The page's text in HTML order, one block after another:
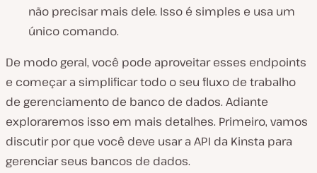
não precisar mais dele. Isso é simples e usa um
único comando.
De modo geral, você pode aproveitar esses endpoints
e começar a simplificar todo o seu fluxo de trabalho
de gerenciamento de banco de dados. Adiante
exploraremos isso em mais detalhes. Primeiro, vamos
discutir por que você deve usar a API da Kinsta para
gerenciar seus bancos de dados.